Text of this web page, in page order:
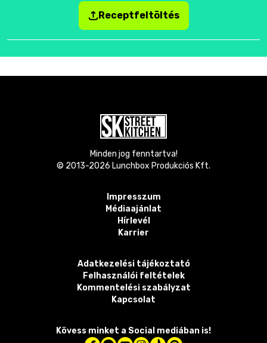
Receptfeltöltés
Minden jog fenntartva!
© 2013-2026 Lunchbox Produkciós Kft.
Impresszum
Médiaajánlat
Hírlevél
Karrier
Adatkezelési tájékoztató
Felhasználói feltételek
Kommentelési szabályzat
Kapcsolat
Kövess minket a Social mediában is!